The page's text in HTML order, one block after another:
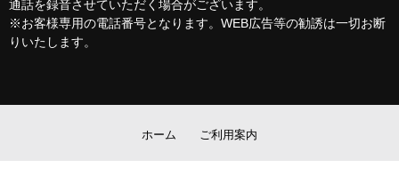
通話を録音させていただく場合がございます。
※お客様専用の電話番号となります。WEB広告等の勧誘は一切お断
りいたします。
ホーム ご利用案内